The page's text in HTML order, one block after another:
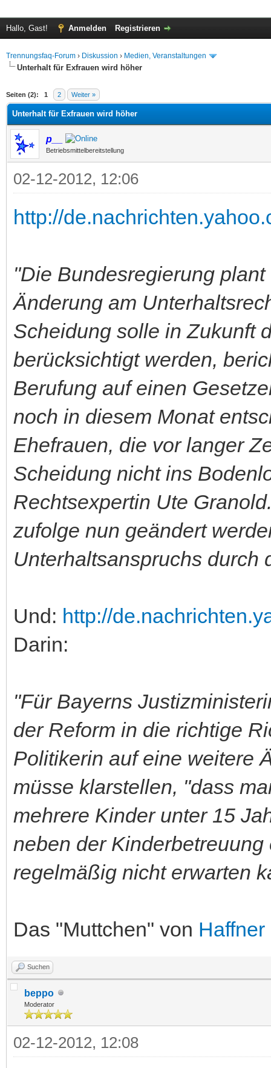
Hallo, Gast! Anmelden Registrieren
Trennungsfaq-Forum › Diskussion › Medien, Veranstaltungen
Unterhalt für Exfrauen wird höher
Seiten (2): 1 2 Weiter »
Durchschnitt
Unterhalt für Exfrauen wird höher
p__
Betriebsmittelbereitstellung
02-12-2012, 12:06
http://
"Die Bundesregierung
Änderung am
Scheidung solle in Zukunft
berücksichtigt werden,
Berufung auf einen
noch in diesem Monat
Ehefrauen, die vor langer
Scheidung nicht ins
Rechtsexpertin Ute
zufolge nun geändert
Unterhaltsanspruchs durch
Und: http://
Darin:
"Für Bayerns
der Reform in die richtige
Politikerin auf eine weitere
müsse klarstellen, "dass
mehrere Kinder unter 15
neben der
regelmäßig nicht erwarten
Das "Muttchen" von Haffner
Suchen
beppo
Moderator
02-12-2012, 12:08